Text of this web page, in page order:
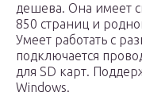
дешева. Она имеет
850 страниц и
Умеет работать с
подключается
для SD карт.
Windows.